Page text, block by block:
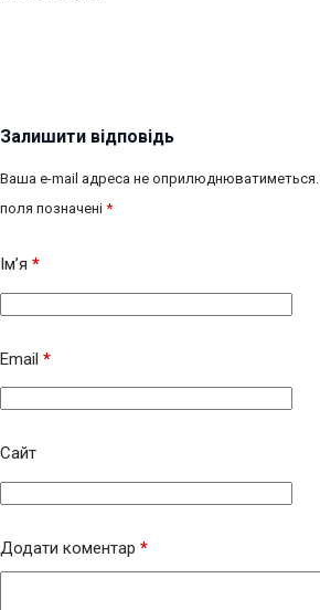
Залишити відповідь
Ваша e-mail адреса не оприлюднюватиметься.
поля позначені *
Ім’я *
Email *
Сайт
Додати коментар *